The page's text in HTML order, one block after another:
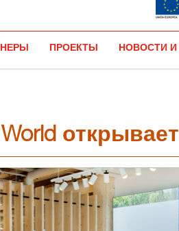
ПРОЕКТЫ НОВОСТИ И
World